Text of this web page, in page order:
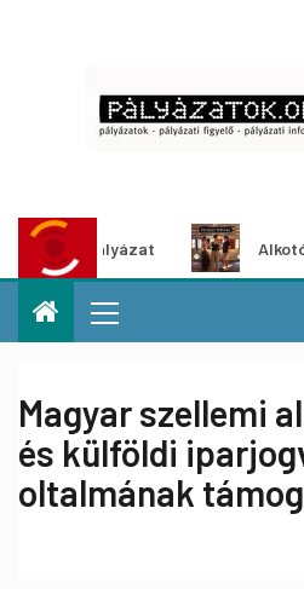
Alkotói
Magyar szellemi
és külföldi
oltalmának